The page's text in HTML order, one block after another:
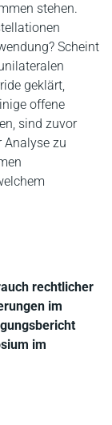
stehen.
Scheint
geklärt,
offene
sind zuvor
Analyse zu
rechtlicher
im
im